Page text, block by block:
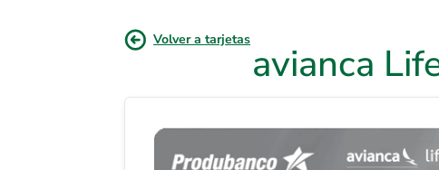
Volver a tarjetas
avianca